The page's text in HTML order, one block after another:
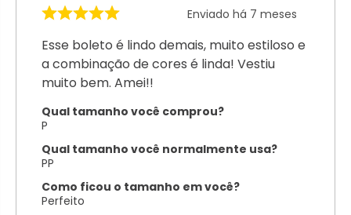
Enviado há 7 meses
Esse boleto é lindo demais, muito estiloso e
a combinação de cores é linda! Vestiu
muito bem. Amei!!
Qual tamanho você comprou?
P
Qual tamanho você normalmente usa?
PP
Como ficou o tamanho em você?
Perfeito